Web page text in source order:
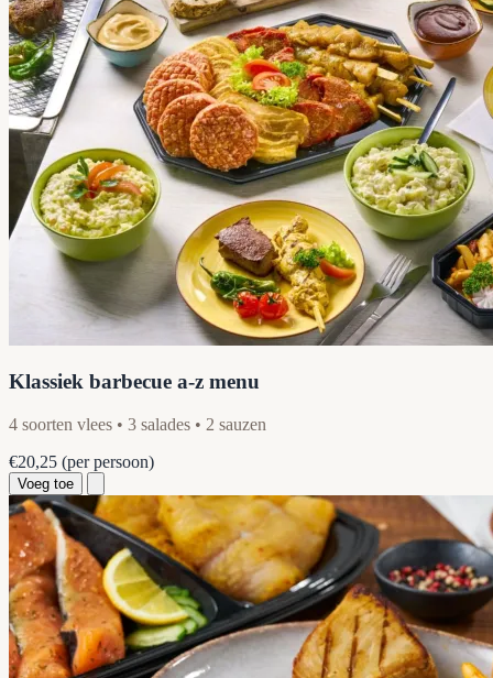
Klassiek barbecue a-z menu
4 soorten vlees • 3 salades • 2 sauzen
€20,25 (per persoon)
Voeg toe